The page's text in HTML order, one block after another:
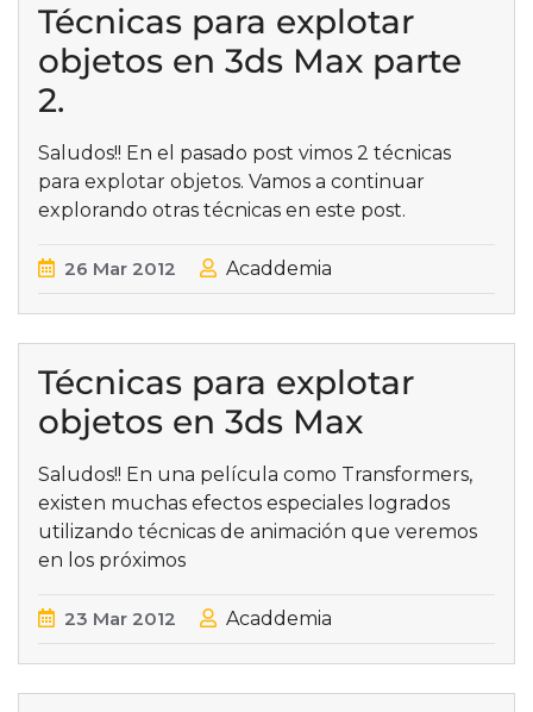
Técnicas para explotar
objetos en 3ds Max parte
2.
Saludos!! En el pasado post vimos 2 técnicas
para explotar objetos. Vamos a continuar
explorando otras técnicas en este post.
26 Mar 2012 Acaddemia
Técnicas para explotar
objetos en 3ds Max
Saludos!! En una película como Transformers,
existen muchas efectos especiales logrados
utilizando técnicas de animación que veremos
en los próximos
23 Mar 2012 Acaddemia